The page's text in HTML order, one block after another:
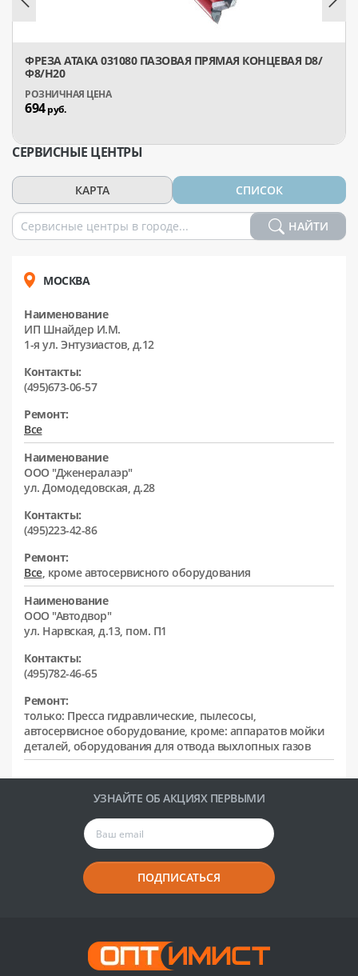
ФРЕЗА АТАКА 031080 ПАЗОВАЯ ПРЯМАЯ КОНЦЕВАЯ D8/
Ф8/H20
694руб.
СЕРВИСНЫЕ ЦЕНТРЫ
КАРТА СПИСОК
НАЙТИ
МОСКВА
Наименование
ИП Шнайдер И.М.
1-я ул. Энтузиастов, д.12
Контакты:
(495)673-06-57
Ремонт:
Все
Наименование
ООО "Дженералаэр"
ул. Домодедовская, д.28
Контакты:
(495)223-42-86
Ремонт:
Все, кроме автосервисного оборудования
Наименование
ООО "Автодвор"
ул. Нарвская, д.13, пом. П1
Контакты:
(495)782-46-65
Ремонт:
только: Пресса гидравлические, пылесосы,
автосервисное оборудование, кроме: аппаратов мойки
деталей, оборудования для отвода выхлопных газов
УЗНАЙТЕ ОБ АКЦИЯХ ПЕРВЫМИ
ПОДПИСАТЬСЯ